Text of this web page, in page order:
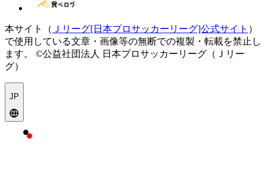
本サイト（ Ｊリーグ[日本プロサッカーリーグ]公式サイト ）
で使用している文章・画像等の無断での複製・転載を禁止し
ます。
©公益社団法人 日本プロサッカーリーグ（Ｊリー
グ）
JP